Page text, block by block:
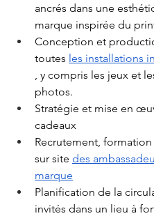
ancrés dans une
marque inspirée du
Conception et
toutes les installations
, y compris les jeux et
photos.
Stratégie et mise en
cadeaux
Recrutement,
sur site des
marque
Planification de la
invités dans un lieu à